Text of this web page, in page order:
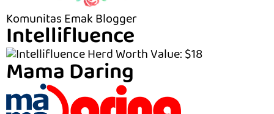
Komunitas Emak Blogger
Intellifluence
Mama Daring